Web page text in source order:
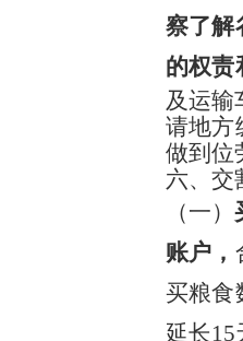
察了解
的权责
及运输
请地方
做到位
六、交
（一）
账户，
买粮食
延长15